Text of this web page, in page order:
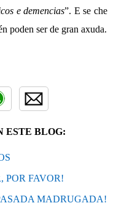
e demencias”. E se che
poden ser de gran axuda.
ESTE BLOG:
POR FAVOR!
MADRUGADA!